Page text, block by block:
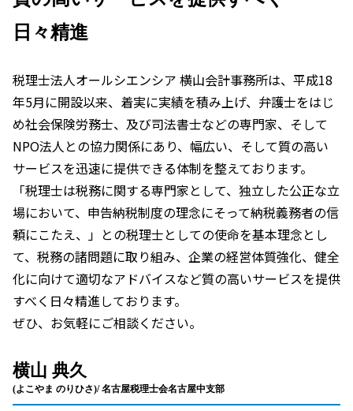
日々精進
税理士法人オールシエンシア 横山会計事務所は、平成18
年5月に開設以来、着実に実績を積み上げ、弁護士をはじ
め社会保険労務士、及び司法書士などの専門家、そして
NPO法人との協力関係にあり、幅広い、そして質の高い
サービスを迅速に提供できる体制を整えております。
「税理士は税務に関する専門家として、独立した公正な立
場において、申告納税制度の理念にそって納税義務者の信
頼にこたえ、」との税理士としての使命を基本理念とし
て、税務の諸問題に取り組み、企業の経営体質強化、健全
化に向けて適切なアドバイスなど質の高いサービスを提供
すべく日々精進しております。
ぜひ、お気軽にご相談ください。
横山 典久
(よこやま のりひさ)/ 名古屋税理士会名古屋中支部